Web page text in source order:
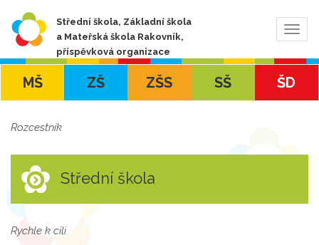
Střední škola, Základní škola
a Mateřská škola Rakovník,
příspěvková organizace
MŠ ZŠ ZŠS SŠ ŠD
Rozcestník
Střední škola
Rychle k cíli